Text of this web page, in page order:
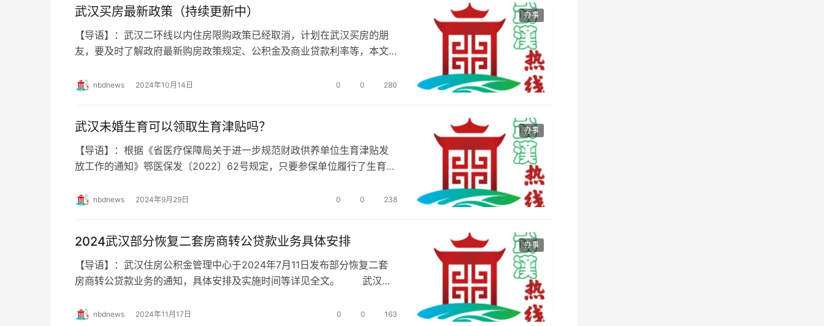
办事
武汉买房最新政策（持续更新中）
【导语】：武汉二环线以内住房限购政策已经取消，计划在武汉买房的朋
友，要及时了解政府最新购房政策规定、公积金及商业贷款利率等，本文
nbdnews 2024年10月14日 0 0 280
办事
武汉未婚生育可以领取生育津贴吗？
【导语】：根据《省医疗保障局关于进一步规范财政供养单位生育津贴发
放工作的通知》鄂医保发〔2022〕62号规定，只要参保单位履行了生育保
nbdnews 2024年9月29日 0 0 238
办事
2024武汉部分恢复二套房商转公贷款业务具体安排
【导语】：武汉住房公积金管理中心于2024年7月11日发布部分恢复二套
房商转公贷款业务的通知，具体安排及实施时间等详见全文。 武汉住
nbdnews 2024年11月17日 0 0 163